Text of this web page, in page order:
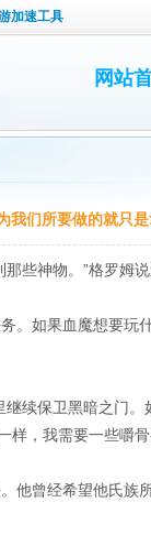
加速工具
网站
我们所要做的就只
些神物。”格罗姆说
。如果血魔想要玩
续保卫黑暗之门
样，我需要一些嚼
他曾经希望他氏族